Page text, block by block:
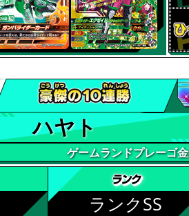
ハヤト
ゲームランドプレーゴ
ランクSS